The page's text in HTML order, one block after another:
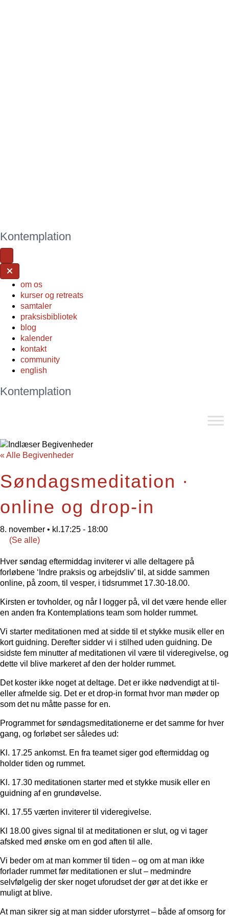
Kontemplation
om os
kurser og retreats
samtaler
praksisbibliotek
blog
kalender
kontakt
community
english
Kontemplation
« Alle Begivenheder
Søndagsmeditation ·
online og drop-in
8. november • kl.17:25 - 18:00
(Se alle)
Hver søndag eftermiddag inviterer vi alle deltagere på
forløbene ‘Indre praksis og arbejdsliv’ til, at sidde sammen
online, på zoom, til vesper, i tidsrummet 17.30-18.00.
Kirsten er tovholder, og når I logger på, vil det være hende eller
en anden fra Kontemplations team som holder rummet.
Vi starter meditationen med at sidde til et stykke musik eller en
kort guidning. Derefter sidder vi i stilhed uden guidning. De
sidste fem minutter af meditationen vil være til videregivelse, og
dette vil blive markeret af den der holder rummet.
Det koster ikke noget at deltage. Det er ikke nødvendigt at til-
eller afmelde sig. Det er et drop-in format hvor man møder op
som det nu måtte passe for en.
Programmet for søndagsmeditationerne er det samme for hver
gang, og forløbet ser således ud:
Kl. 17.25 ankomst. En fra teamet siger god eftermiddag og
holder tiden og rummet.
Kl. 17.30 meditationen starter med et stykke musik eller en
guidning af en grundøvelse.
Kl. 17.55 værten inviterer til videregivelse.
Kl 18.00 gives signal til at meditationen er slut, og vi tager
afsked med ønske om en god aften til alle.
Vi beder om at man kommer til tiden – og om at man ikke
forlader rummet før meditationen er slut – medmindre
selvfølgelig der sker noget uforudset der gør at det ikke er
muligt at blive.
At man sikrer sig at man sidder uforstyrret – både af omsorg for